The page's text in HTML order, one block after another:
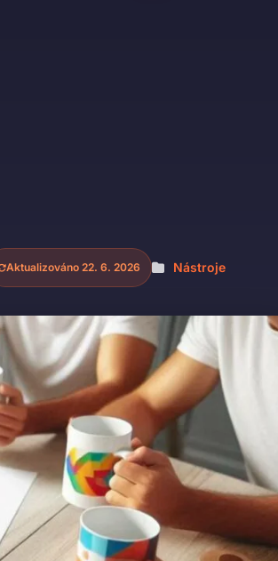
Aktualizováno 22. 6. 2026 Nástroje